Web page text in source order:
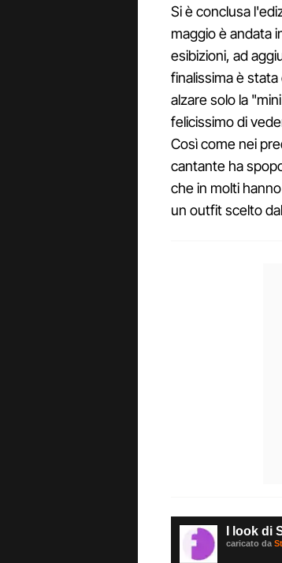
Si è conclusa
maggio è andata
esibizioni, ad
finalissima è
alzare solo la
felicissimo di
Così come nei
cantante ha
che in molti
un outfit scelto